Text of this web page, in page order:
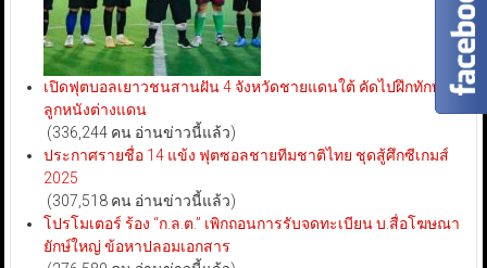
เปิดฟุตบอลเยาวชนสานฝัน 4 จังหวัดชายแดนใต้ คัดไปฝึกทักษะ
ลูกหนังต่างแดน
(336,244 คน อ่านข่าวนี้แล้ว)
ประกาศรายชื่อ 14 แข้ง ฟุตซอลชายทีมชาติไทย ชุดสู้ศึกซีเกมส์
2025
(307,518 คน อ่านข่าวนี้แล้ว)
โปรโมเตอร์ ร้อง “ก.ล.ต.” เพิกถอนการรับจดทะเบียน บ.สื่อโฆษณา
ยักษ์ใหญ่ ข้อหาปลอมเอกสาร